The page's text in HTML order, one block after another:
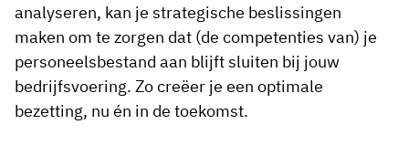
analyseren, kan je strategische beslissingen
maken om te zorgen dat (de competenties van) je
personeelsbestand aan blijft sluiten bij jouw
bedrijfsvoering. Zo creëer je een optimale
bezetting, nu én in de toekomst.